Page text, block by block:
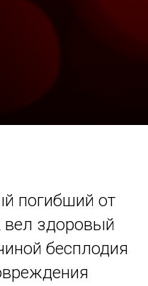
погибший от
вел здоровый
бесплодия